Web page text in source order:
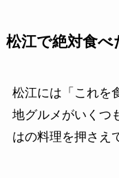
松江で絶対食
松江には「これを
地グルメがいくつ
はの料理を押さえ